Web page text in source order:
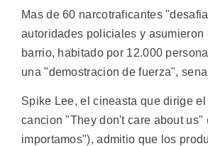
Mas de 60 narcotraficantes
autoridades policiales y asumieron
barrio, habitado por 12.000
una "demostracion de fuerza",
Spike Lee, el cineasta que dirige
cancion "They don't care about us"
importamos"), admitio que los